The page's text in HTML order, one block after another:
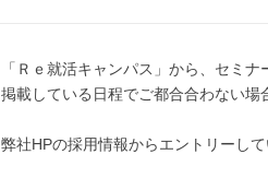
「Ｒｅ就活キャンパス」から、セミ
掲載している日程でご都合合わない場
弊社HPの採用情報からエントリーし